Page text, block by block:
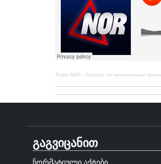
Radio NOR · Хватает ли пенсионерам
გაგვიცანით